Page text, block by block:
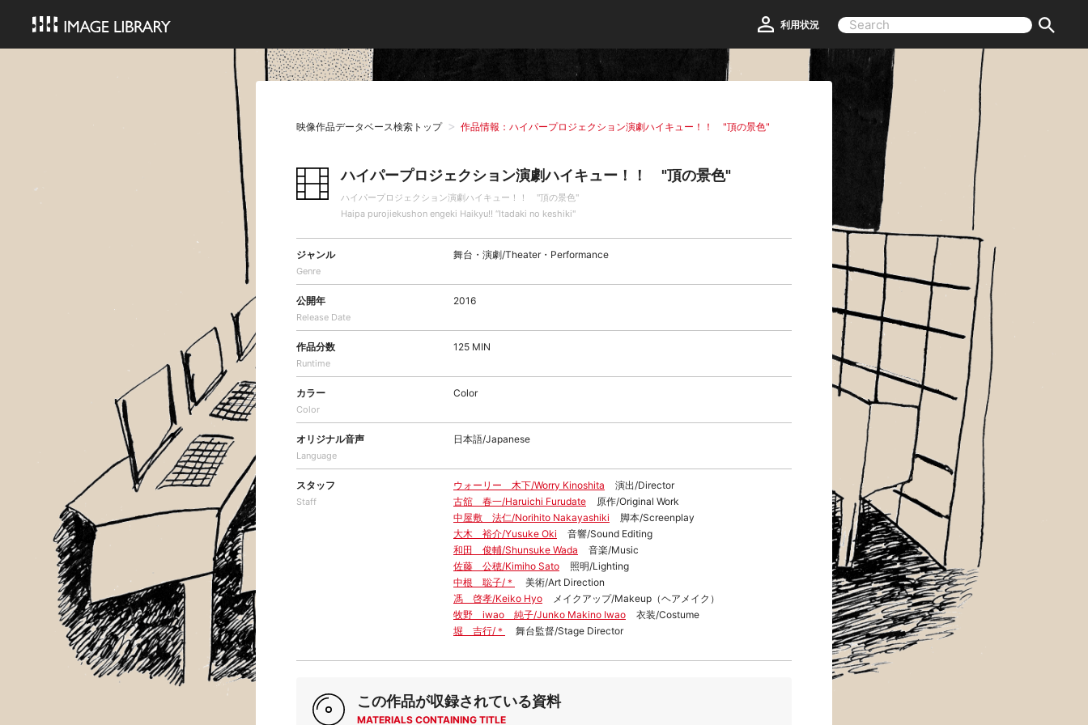
利用状況
映像作品データベース検索トップ 作品情報：ハイパープロジェクション演劇ハイキュー！！ "頂の景色"
ハイパープロジェクション演劇ハイキュー！！ "頂の景色"
ハイパープロジェクション演劇ハイキュー！！ "頂の景色"
Haipa purojiekushon engeki Haikyu!! “Itadaki no keshiki"
ジャンル
Genre
舞台・演劇/Theater・Performance
公開年
Release Date
2016
作品分数
Runtime
125 MIN
カラー
Color
Color
オリジナル音声
Language
日本語/Japanese
スタッフ
Staff
ウォーリー 木下/Worry Kinoshita
演出/Director
古舘 春一/Haruichi Furudate
原作/Original Work
中屋敷 法仁/Norihito Nakayashiki
脚本/Screenplay
大木 裕介/Yusuke Oki
音響/Sound Editing
和田 俊輔/Shunsuke Wada
音楽/Music
佐藤 公穂/Kimiho Sato
照明/Lighting
中根 聡子/＊
美術/Art Direction
馮 啓孝/Keiko Hyo
メイクアップ/Makeup（ヘアメイク）
牧野 iwao 純子/Junko Makino Iwao
衣装/Costume
堀 吉行/＊
舞台監督/Stage Director
この作品が収録されている資料
MATERIALS CONTAINING TITLE